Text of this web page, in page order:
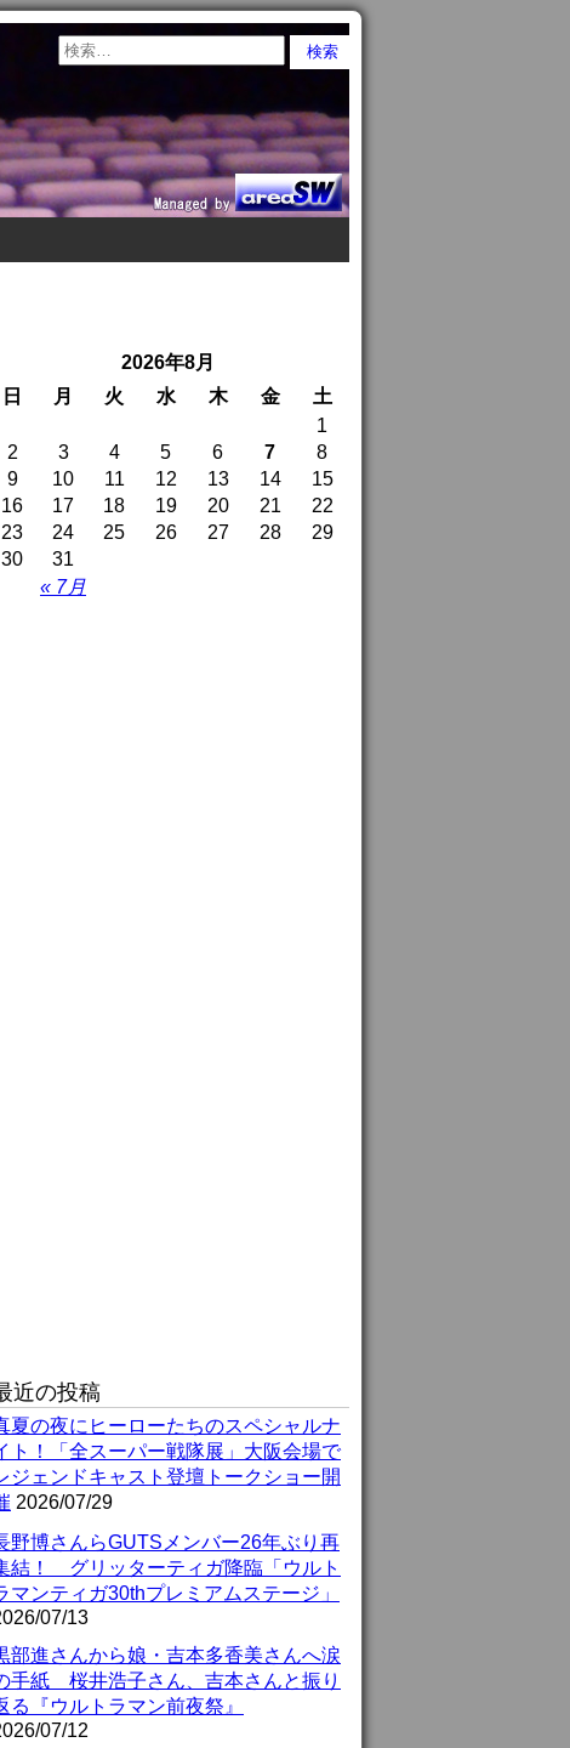
2026年8月
日
月 火 水 木 金 土
« 7月
1
2
3 4 5 6 7
8
9
10 11 12 13 14
15
16
17 18 19 20 21
22
23
24 25 26 27 28
29
30
31
近の投稿
夏の夜にヒーローたちのスペシャルナ
ト！「全スーパー戦隊展」大阪会場で
ジェンドキャスト登壇トークショー開
2026/07/29
野博さんらGUTSメンバー26年ぶり再
結！ グリッターティガ降臨「ウルト
マンティガ30thプレミアムステージ」
07/13
部進さんから娘・吉本多香美さんへ涙
手紙 桜井浩子さん、吉本さんと振り
る『ウルトラマン前夜祭』
07/12